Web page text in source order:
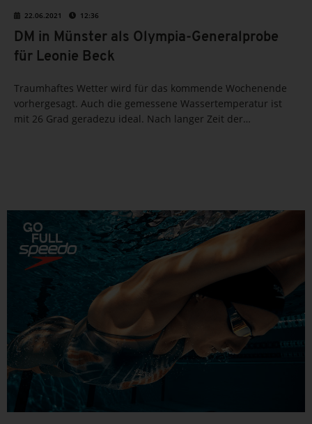
22.06.2021 12:36
DM in Münster als Olympia-Generalprobe
für Leonie Beck
Traumhaftes Wetter wird für das kommende Wochenende
vorhergesagt. Auch die gemessene Wassertemperatur ist
mit 26 Grad geradezu ideal. Nach langer Zeit der